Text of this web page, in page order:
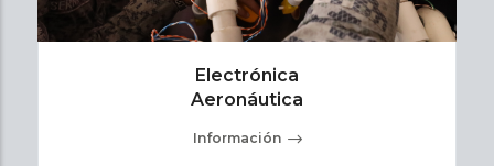
Electrónica
Aeronáutica
Información